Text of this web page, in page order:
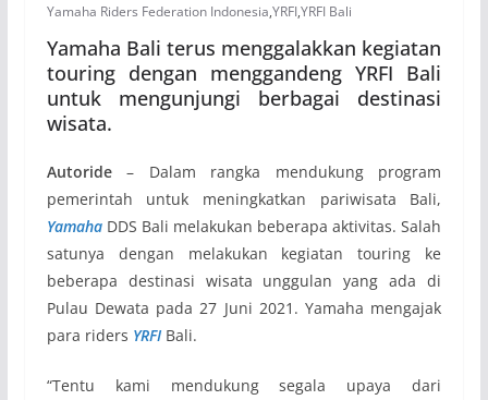
Yamaha Riders Federation Indonesia,YRFI,YRFI Bali
Yamaha Bali terus menggalakkan kegiatan
touring dengan menggandeng YRFI Bali
untuk mengunjungi berbagai destinasi
wisata.
Autoride– Dalam rangka mendukung program
pemerintah untuk meningkatkan pariwisata Bali,
YamahaDDS Bali melakukan beberapa aktivitas. Salah
satunya dengan melakukan kegiatan touring ke
beberapa destinasi wisata unggulan yang ada di
Pulau Dewata pada 27 Juni 2021. Yamaha mengajak
para riders YRFIBali.
“Tentu kami mendukung segala upaya dari